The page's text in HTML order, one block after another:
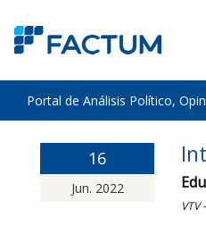
Portal de Análisis Político,
16
Jun. 2022
VTV